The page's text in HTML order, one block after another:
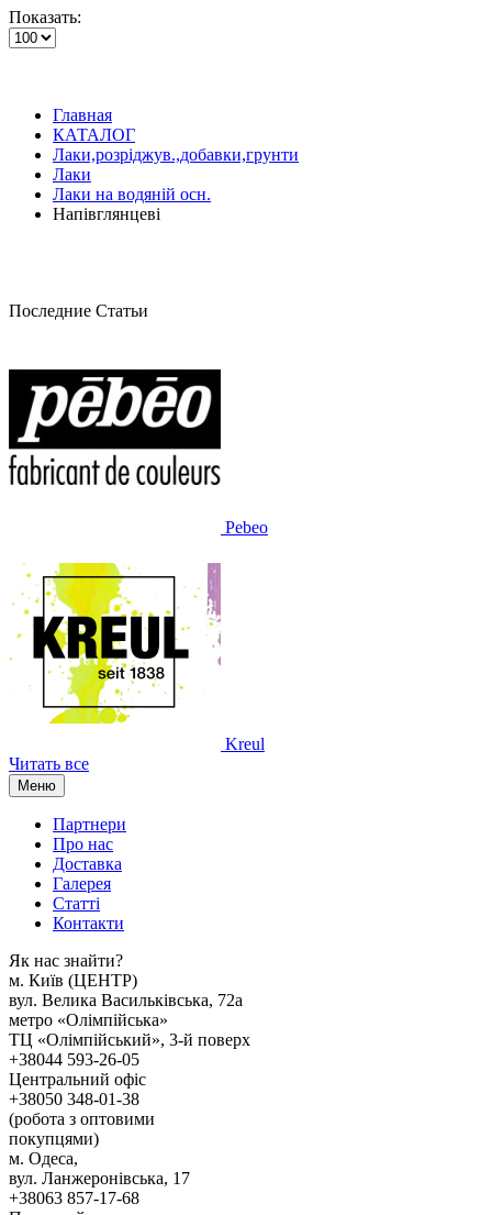
Показать:
Главная
КАТАЛОГ
Лаки,розріджув.,добавки,грунти
Лаки
Лаки на водяній осн.
Напівглянцеві
Последние Статьи
Pebeo
Kreul
Читать все
Меню
Партнери
Про нас
Доставка
Галерея
Статтi
Контакти
Як наc знайти?
м. Киïв (ЦЕНТР)
вул. Велика Васильківська, 72а
метро «Олімпійська»
ТЦ «Олімпійський», 3-й поверх
+38044 593-26-05
Центральний офіс
+38050 348-01-38
(робота з оптовими
покупцями)
м. Одеса,
вул. Ланжеронівська, 17
+38063 857-17-68